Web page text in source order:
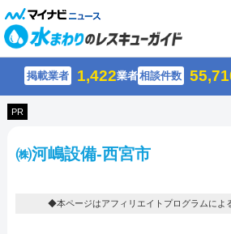
掲載業者 1,422業者相談件数
PR
㈱河嶋設備-西宮市
◆本ページはアフィリエイトプログラムによ